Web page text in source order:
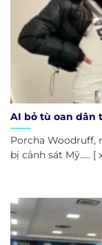
AI bỏ tù oan dân
Porcha Woodruff,
bị cảnh sát Mỹ..... [